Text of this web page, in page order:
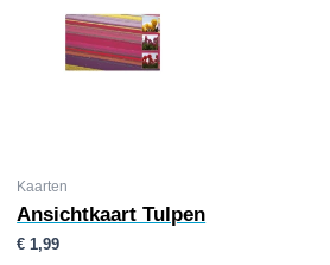
Kaarten
Ansichtkaart Tulpen
€ 1,99